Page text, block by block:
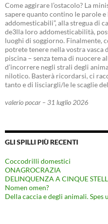
Come aggirare l’ostacolo? La
sapere quanto contino le parole
addomesticabili”, alla stregua di
de3lla loro addomesticabilità,
luoghi di soggiorno. Finalmente,
potrete tenere nella vostra vasca
piscina – senza tema di nuocere
d’incorrere negli strali degli
nilotico. Basterà ricordarsi, ci
tanto e di lisciargli/le le scaglie
valerio pocar – 31 luglio 2026
GLI SPILLI PIÙ RECENTI
Coccodrilli domestici
ONAGROCRAZIA
DELINQUENZA A CINQUE
Nomen omen?
Della caccia e degli animali. Spes